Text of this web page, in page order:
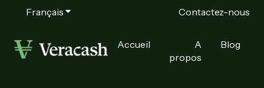
Français Afficher le sous-menu pour les traductions
Contactez-nous
Accueil
A
propos
Blog